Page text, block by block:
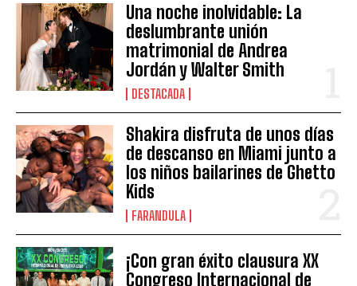
Una noche inolvidable: La
deslumbrante unión
matrimonial de Andrea
Jordán y Walter Smith
DESTACADA
Shakira disfruta de unos días
de descanso en Miami junto a
los niños bailarines de Ghetto
Kids
FARANDULA
¡Con gran éxito clausura XX
Congreso Internacional de